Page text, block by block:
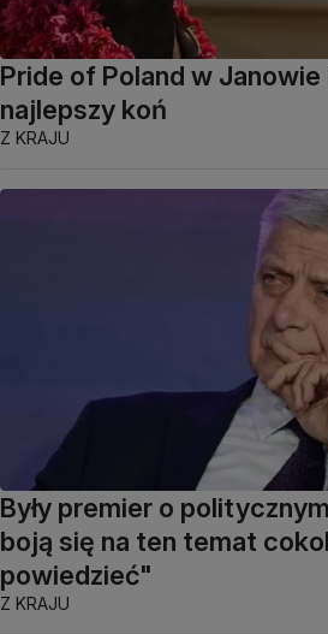
Pride of Poland w
najlepszy koń
Z KRAJU
Były premier o
boją się na ten temat
powiedzieć"
Z KRAJU